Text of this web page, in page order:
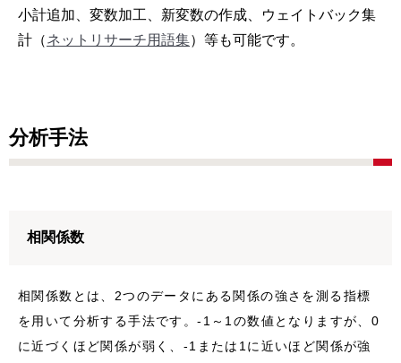
小計追加、変数加工、新変数の作成、ウェイトバック集
計（ネットリサーチ用語集）等も可能です。
分析手法
相関係数
相関係数とは、2つのデータにある関係の強さを測る指標
を用いて分析する手法です。-1～1の数値となりますが、0
に近づくほど関係が弱く、-1または1に近いほど関係が強